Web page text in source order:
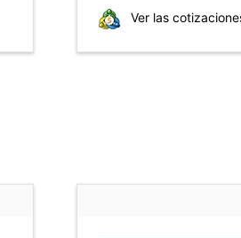
Ver las